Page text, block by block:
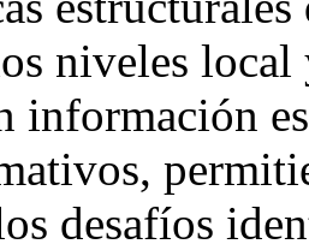
niveles local
información
desafíos